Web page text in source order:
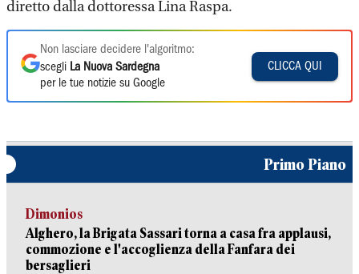
diretto dalla dottoressa Lina Raspa.
Non lasciare decidere l'algoritmo:
scegli La Nuova Sardegna
per le tue notizie su Google
CLICCA QUI
Primo Piano
Dimonios
Alghero, la Brigata Sassari torna a casa fra applausi,
commozione e l'accoglienza della Fanfara dei
bersaglieri